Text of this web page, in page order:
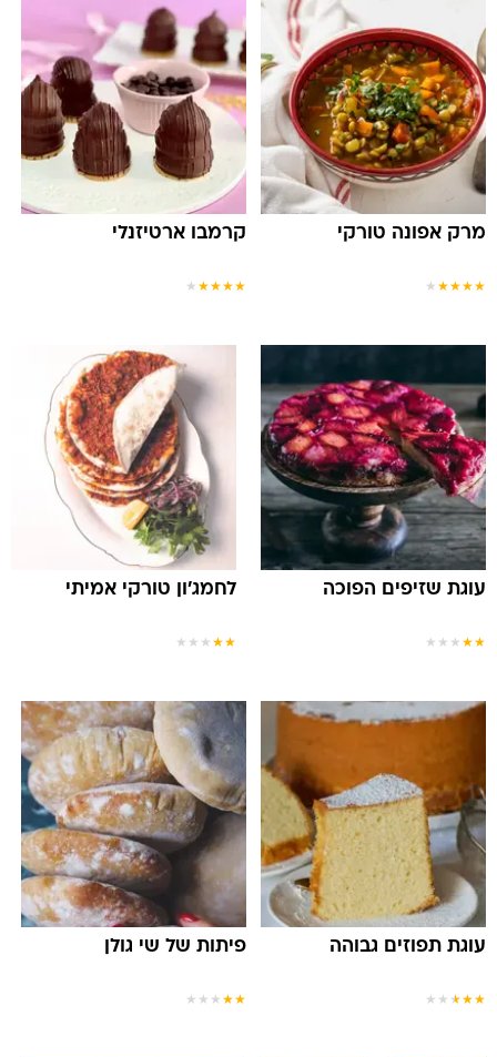
מרק אפונה טורקי
★
★
★
★
★
קרמבו ארטיזנלי
★
★
★
★
★
עוגת שזיפים הפוכה
★
★
★
★
★
לחמג'ון טורקי אמיתי
★
★
★
★
★
עוגת תפוזים גבוהה
★
★
★
★
★
פיתות של שי גולן
★
★
★
★
★